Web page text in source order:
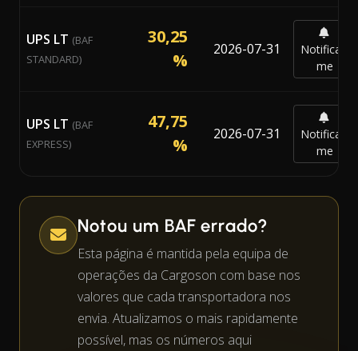
UPS LT (BAF
STANDARD)
30,25
%
2026-07-31
Notificar-
me
UPS LT (BAF
EXPRESS)
47,75
%
2026-07-31
Notificar-
me
Notou um BAF errado?
Esta página é mantida pela equipa de
operações da Cargoson com base nos
valores que cada transportadora nos
envia. Atualizamos o mais rapidamente
possível, mas os números aqui